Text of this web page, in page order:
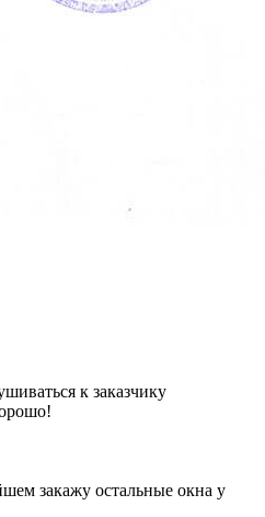
к заказчику
закажу остальные окна у